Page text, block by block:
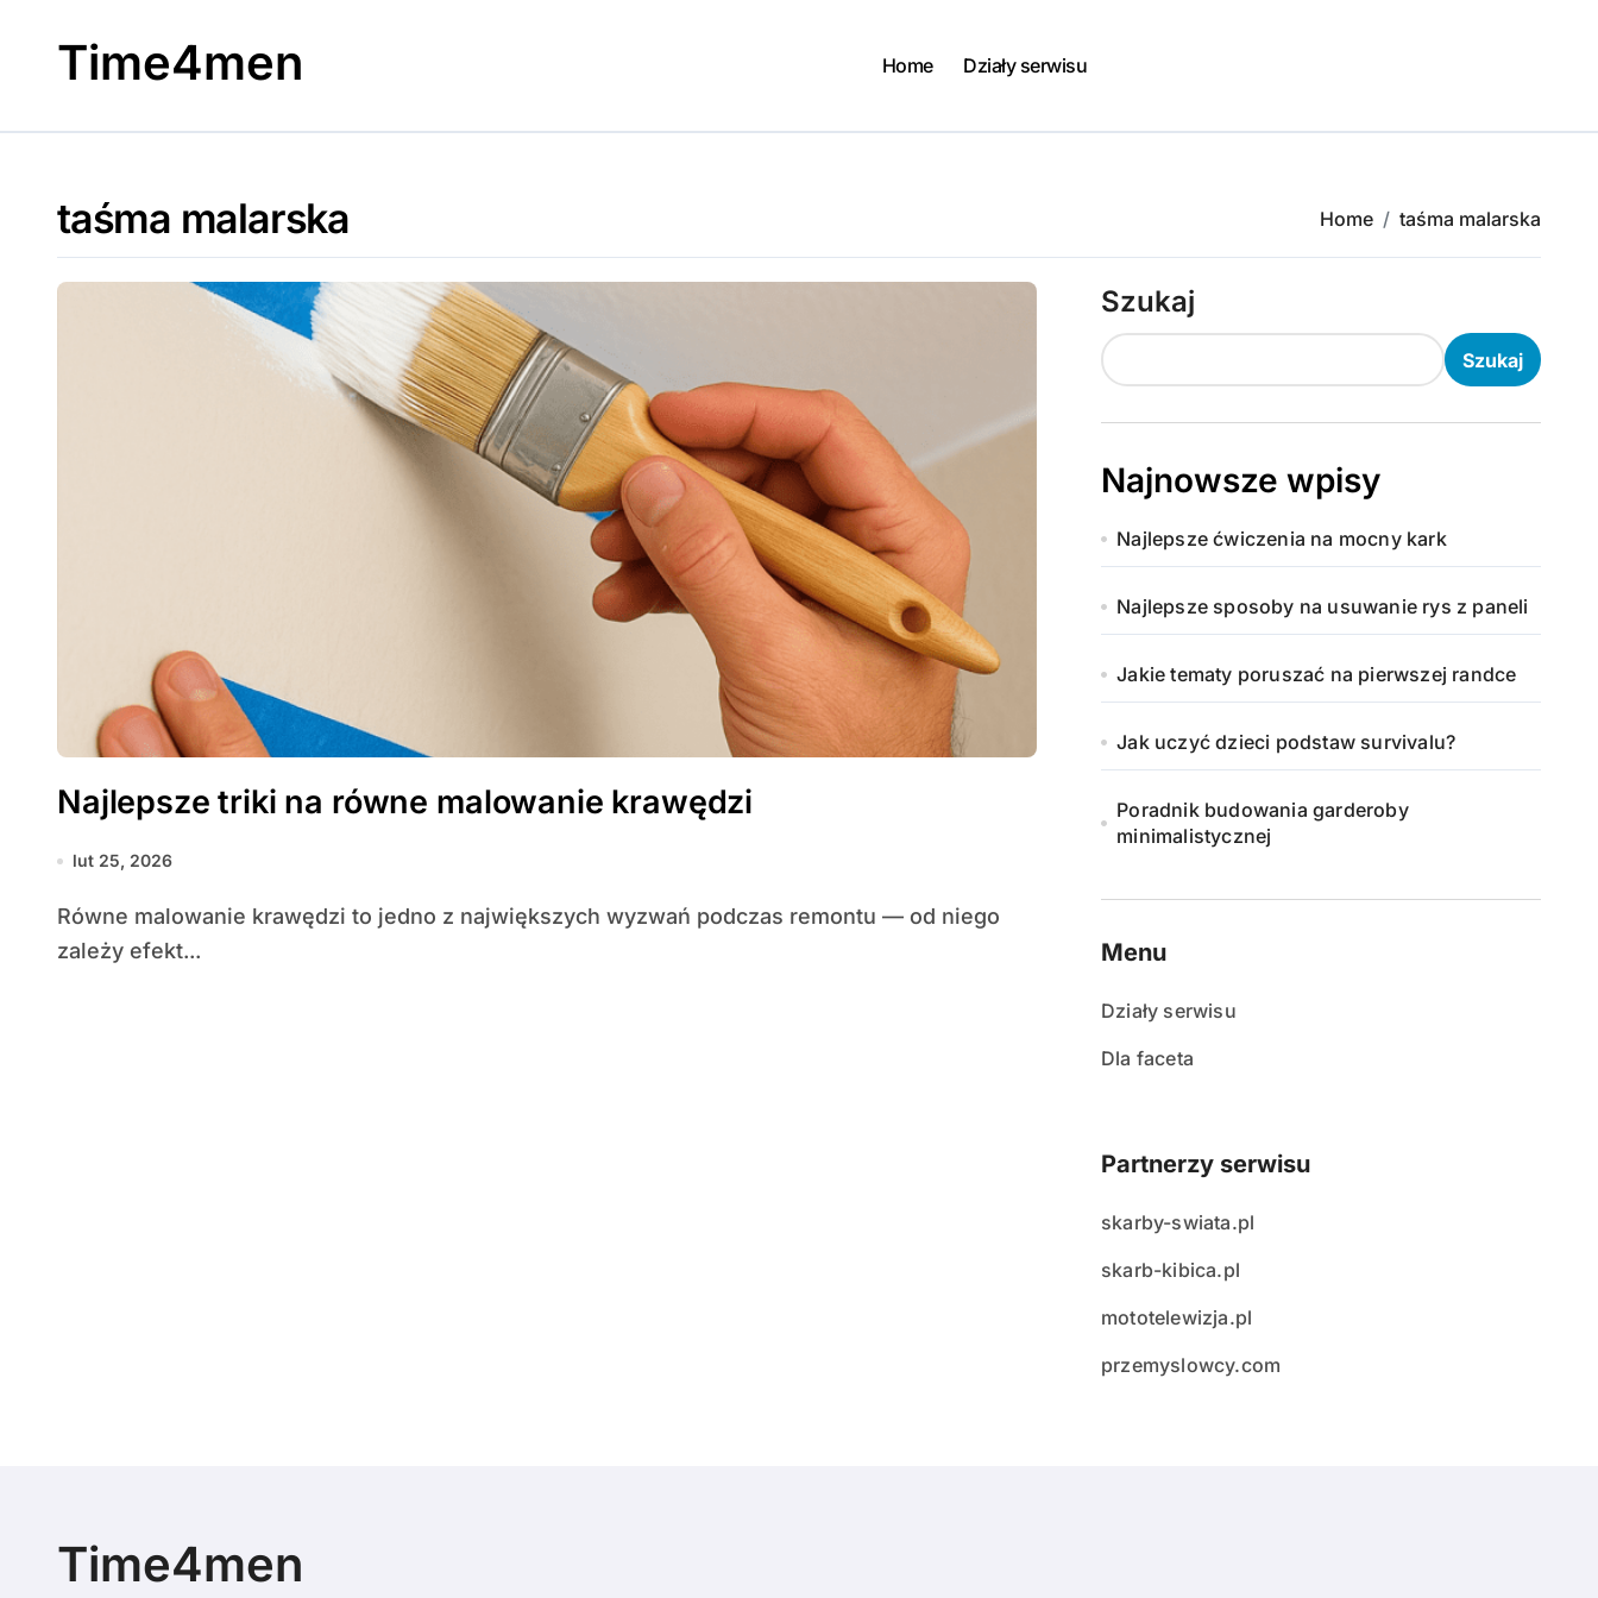
Time4men Home Działy serwisu
taśma malarska Home taśma malarska
Najlepsze triki na równe malowanie krawędzi
lut 25, 2026
Równe malowanie krawędzi to jedno z największych wyzwań podczas remontu — od niego
zależy efekt...
Szukaj
Szukaj
Najnowsze wpisy
Najlepsze ćwiczenia na mocny kark
Najlepsze sposoby na usuwanie rys z paneli
Jakie tematy poruszać na pierwszej randce
Jak uczyć dzieci podstaw survivalu?
Poradnik budowania garderoby
minimalistycznej
Menu
Działy serwisu
Dla faceta
Partnerzy serwisu
skarby-swiata.pl
skarb-kibica.pl
mototelewizja.pl
przemyslowcy.com
Time4men